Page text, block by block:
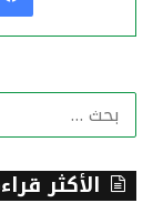
الأكثر